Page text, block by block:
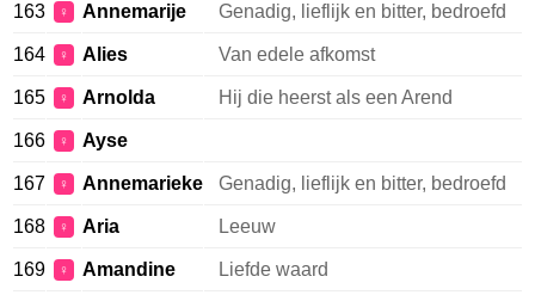
163 ♀ Annemarije Genadig, lieflijk en bitter, bedroefd
164 ♀ Alies Van edele afkomst
165 ♀ Arnolda Hij die heerst als een Arend
166 ♀ Ayse
167 ♀ Annemarieke Genadig, lieflijk en bitter, bedroefd
168 ♀ Aria Leeuw
169 ♀ Amandine Liefde waard